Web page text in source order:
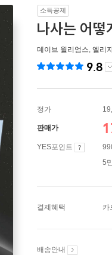
소득공제
나사는 어떻
데이브 윌리엄스, 엘리
9.8
정가
판매가
YES포인트
5
결제혜택 카
배송안내